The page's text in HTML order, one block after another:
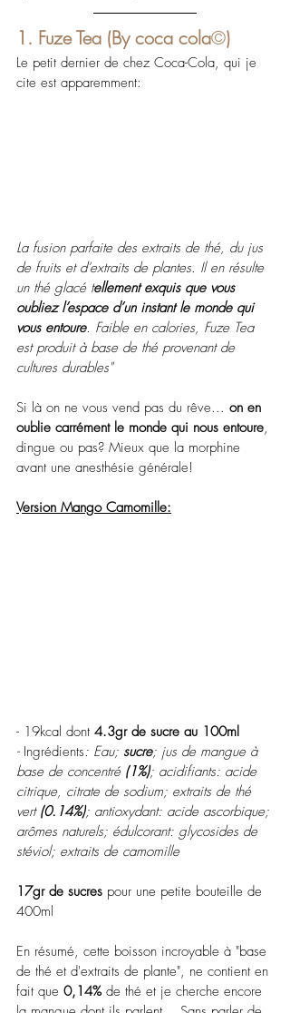
1. Fuze Tea (By coca cola©)
Le petit dernier de chez Coca-Cola, qui je
cite est apparemment:
La fusion parfaite des extraits de thé, du jus
de fruits et d'extraits de plantes. Il en résulte
un thé glacé tellement exquis que vous
oubliez l’espace d’un instant le monde qui
vous entoure. Faible en calories, Fuze Tea
est produit à base de thé provenant de
cultures durables"
Si là on ne vous vend pas du rêve... on en
oublie carrément le monde qui nous entoure,
dingue ou pas? Mieux que la morphine
avant une anesthésie générale!
Version Mango Camomille:
- 19kcal dont 4.3gr de sucre au 100ml
- Ingrédients: Eau; sucre; jus de mangue à
base de concentré (1%); acidifiants: acide
citrique, citrate de sodium; extraits de thé
vert (0.14%); antioxydant: acide ascorbique;
arômes naturels; édulcorant: glycosides de
stéviol; extraits de camomille
17gr de sucres pour une petite bouteille de
400ml
En résumé, cette boisson incroyable à "base
de thé et d'extraits de plante", ne contient en
fait que 0,14% de thé et je cherche encore